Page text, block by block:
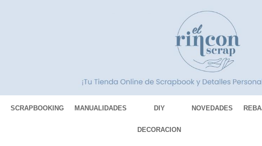
SCRAPBOOKING MANUALIDADES DIY
DECORACION
NOVEDADES